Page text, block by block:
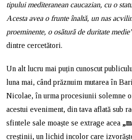
tipului mediteranean caucazian, cu o
Acesta avea o frunte înaltă, un nas
proeminente, o osătură de duritate
dintre cercetători.
Un alt lucru mai puțin cunoscut
luna mai, când prăznuim mutarea în
Nicolae, în urma procesiunii solemne
acestui eveniment, din tava aflată sub
sfintele sale moaște se extrage acea
creștinii, un lichid incolor care